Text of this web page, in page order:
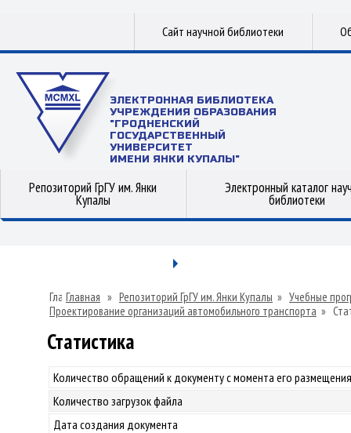
Сайт научной библиотеки
ЭЛЕКТРОННАЯ БИБЛИОТЕКА
УЧРЕЖДЕНИЯ ОБРАЗОВАНИЯ
"ГРОДНЕНСКИЙ
ГОСУДАРСТВЕННЫЙ
УНИВЕРСИТЕТ
ИМЕНИ ЯНКИ КУПАЛЫ"
Репозиторий ГрГУ им. Янки
Купалы
Электронный каталог
библиотеки
Главная » Репозиторий ГрГУ им. Янки Купалы » Учебные
Проектирование организаций автомобильного транспорта »
Статистика
Количество обращений к документу с момента его
Количество загрузок файла
Дата создания документа